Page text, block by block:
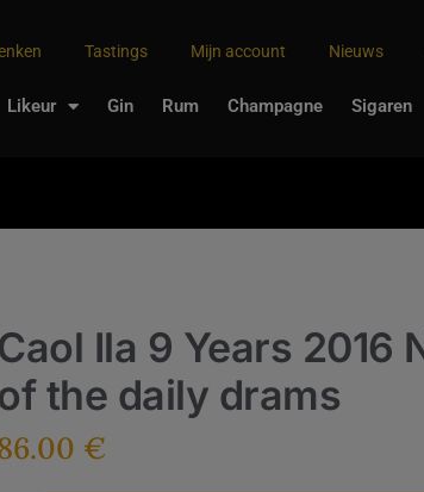
Tastings Mijn account Nieuws
Likeur Gin Rum Champagne Sigaren
Caol Ila 9 Years 2016
the daily drams
€